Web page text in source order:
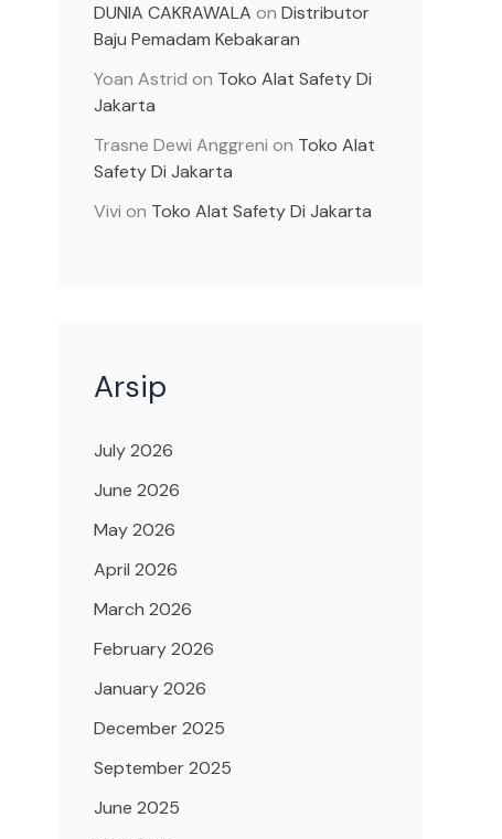
DUNIA CAKRAWALA on Distributor
Baju Pemadam Kebakaran
Yoan Astrid on Toko Alat Safety Di
Jakarta
Trasne Dewi Anggreni on Toko Alat
Safety Di Jakarta
Vivi on Toko Alat Safety Di Jakarta
Arsip
July 2026
June 2026
May 2026
April 2026
March 2026
February 2026
January 2026
December 2025
September 2025
June 2025